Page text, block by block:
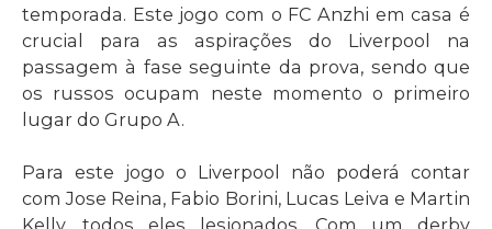
temporada. Este jogo com o FC Anzhi em casa é
crucial para as aspirações do Liverpool na
passagem à fase seguinte da prova, sendo que
os russos ocupam neste momento o primeiro
lugar do Grupo A.
Para este jogo o Liverpool não poderá contar
com Jose Reina, Fabio Borini, Lucas Leiva e Martin
Kelly, todos eles lesionados. Com um derby